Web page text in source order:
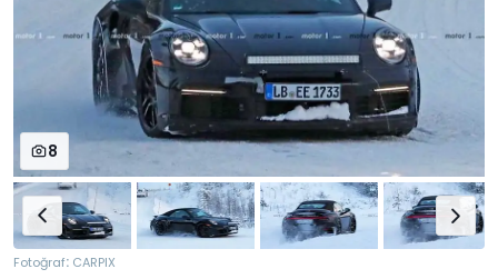
8
Fotoğraf: CARPIX